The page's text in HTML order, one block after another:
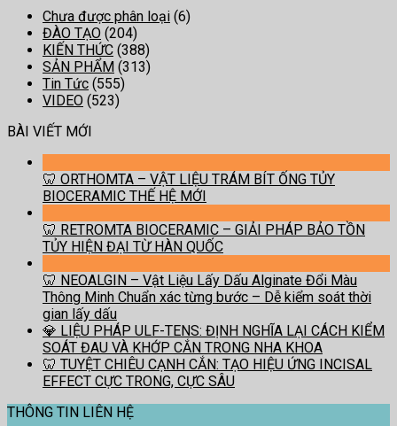
Chưa được phân loại (6)
ĐÀO TẠO (204)
KIẾN THỨC (388)
SẢN PHẨM (313)
Tin Tức (555)
VIDEO (523)
BÀI VIẾT MỚI
🦷 ORTHOMTA – VẬT LIỆU TRÁM BÍT ỐNG TỦY
BIOCERAMIC THẾ HỆ MỚI
🦷 RETROMTA BIOCERAMIC – GIẢI PHÁP BẢO TỒN
TỦY HIỆN ĐẠI TỪ HÀN QUỐC
🦷 NEOALGIN – Vật Liệu Lấy Dấu Alginate Đổi Màu
Thông Minh Chuẩn xác từng bước – Dễ kiểm soát thời
gian lấy dấu
💎 LIỆU PHÁP ULF-TENS: ĐỊNH NGHĨA LẠI CÁCH KIỂM
SOÁT ĐAU VÀ KHỚP CẮN TRONG NHA KHOA
🦷 TUYỆT CHIÊU CẠNH CẮN: TẠO HIỆU ỨNG INCISAL
EFFECT CỰC TRONG, CỰC SÂU
THÔNG TIN LIÊN HỆ